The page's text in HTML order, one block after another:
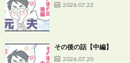
2026.07.22
その後の話【中編】
2026.07.20